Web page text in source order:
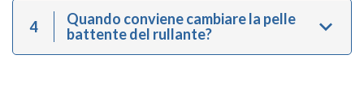
4
Quando conviene cambiare la pelle
battente del rullante?